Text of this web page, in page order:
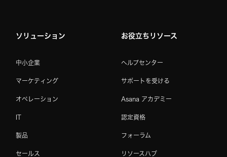
ソリューション
中小企業
マーケティング
オペレーション
IT
製品
セールス
お役立ちリソース
ヘルプセンター
サポートを受ける
Asana アカデミー
認定資格
フォーラム
リソースハブ